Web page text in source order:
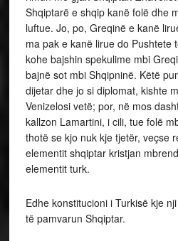
Shqiptarë e shqip kanë folë dhe
luftue. Jo, po, Greqinë e kanë
ma pak e kanë lirue do Pushtete
kohe bajshin spekulime mbi
bajnë sot mbi Shqipninë. Këtë
dijetar dhe jo si diplomat, kishte
Venizelosi vetë; por, në mos
kallzon Lamartini, i cili, tue folë
thotë se kjo nuk kje tjetër, veçse
elementit shqiptar kristjan
elementit turk.
Edhe konstitucioni i Turkisë kje
të pamvarun Shqiptar.